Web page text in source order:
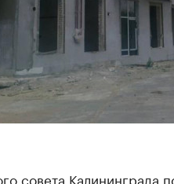
совета Калининграда